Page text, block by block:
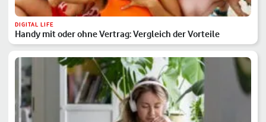
DIGITAL LIFE
Handy mit oder ohne Vertrag: Vergleich der Vorteile